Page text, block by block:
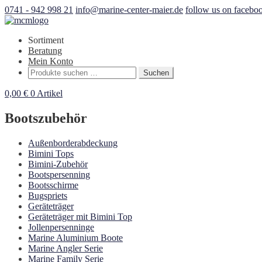
0741 - 942 998 21 info@marine-center-maier.de follow us on
Sortiment
Beratung
Mein Konto
Suchen
nach:
Suchen
0,00 € 0 Artikel
Bootszubehör
Außenborderabdeckung
Bimini Tops
Bimini-Zubehör
Bootspersenning
Bootsschirme
Bugspriets
Geräteträger
Geräteträger mit Bimini Top
Jollenpersenninge
Marine Aluminium Boote
Marine Angler Serie
Marine Family Serie